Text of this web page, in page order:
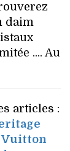
daim
.... Au
articles :
Vuitton